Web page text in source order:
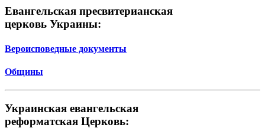
Евангельская пресвитерианская
церковь Украины:
Вероисповедные документы
Общины
Украинская евангельская
реформатская Церковь: